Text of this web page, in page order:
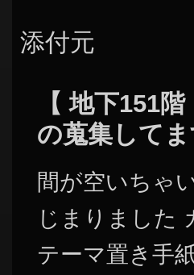
添付元
【 地下151
の蒐集してま
間が空いちゃ
じまりました
テーマ置き手